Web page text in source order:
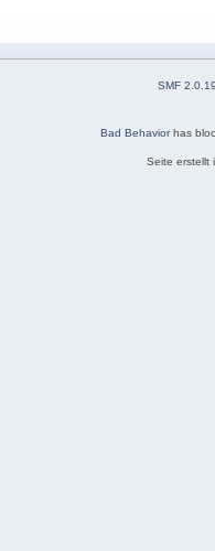
SMF
Bad Behaviorhas
Seite erstellt